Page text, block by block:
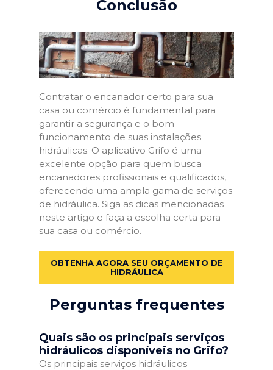
Conclusão
Contratar o encanador certo para sua
casa ou comércio é fundamental para
garantir a segurança e o bom
funcionamento de suas instalações
hidráulicas. O aplicativo Grifo é uma
excelente opção para quem busca
encanadores profissionais e qualificados,
oferecendo uma ampla gama de serviços
de hidráulica. Siga as dicas mencionadas
neste artigo e faça a escolha certa para
sua casa ou comércio.
OBTENHA AGORA SEU ORÇAMENTO DE
HIDRÁULICA
Perguntas frequentes
Quais são os principais serviços
hidráulicos disponíveis no Grifo?
Os principais serviços hidráulicos